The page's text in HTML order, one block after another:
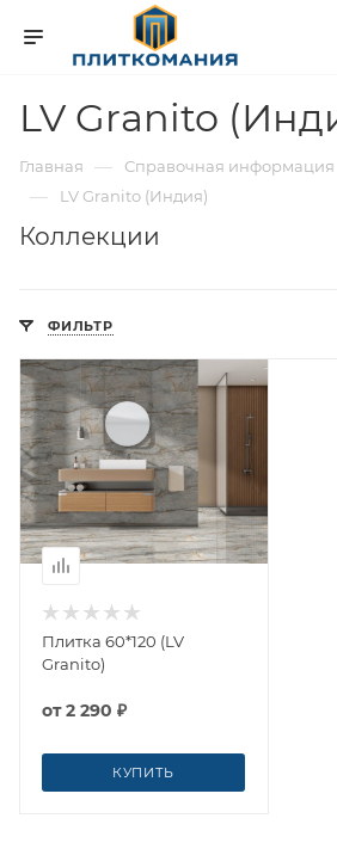
LV Granito
Главная — Справочная информация
— LV Granito (Индия)
Коллекции
ФИЛЬТР
Плитка 60*120 (LV
Granito)
от2 290 ₽
КУПИТЬ